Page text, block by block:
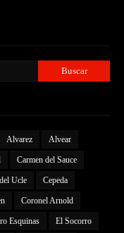
Alvarez Alvear
Carmen del Sauce
Ucle Cepeda
Coronel Arnold
Esquinas El Socorro